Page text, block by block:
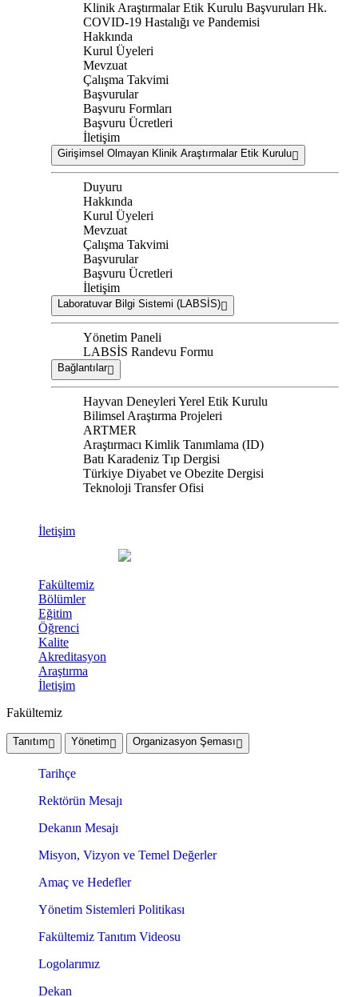
Klinik Araştırmalar Etik Kurulu Başvuruları Hk.
COVID-19 Hastalığı ve Pandemisi
Hakkında
Kurul Üyeleri
Mevzuat
Çalışma Takvimi
Başvurular
Başvuru Formları
Başvuru Ücretleri
İletişim
Girişimsel Olmayan Klinik Araştırmalar Etik Kurulu
Duyuru
Hakkında
Kurul Üyeleri
Mevzuat
Çalışma Takvimi
Başvurular
Başvuru Ücretleri
İletişim
Laboratuvar Bilgi Sistemi (LABSİS)
Yönetim Paneli
LABSİS Randevu Formu
Bağlantılar
Hayvan Deneyleri Yerel Etik Kurulu
Bilimsel Araştırma Projeleri
ARTMER
Araştırmacı Kimlik Tanımlama (ID)
Batı Karadeniz Tıp Dergisi
Türkiye Diyabet ve Obezite Dergisi
Teknoloji Transfer Ofisi
İletişim
Fakültemiz
Bölümler
Eğitim
Öğrenci
Kalite
Akreditasyon
Araştırma
İletişim
Fakültemiz
Tanıtım Yönetim Organizasyon Şeması
Tarihçe
Rektörün Mesajı
Dekanın Mesajı
Misyon, Vizyon ve Temel Değerler
Amaç ve Hedefler
Yönetim Sistemleri Politikası
Fakültemiz Tanıtım Videosu
Logolarımız
Dekan